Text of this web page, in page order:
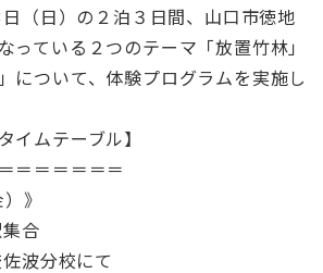
（日）の２泊３日間、山口市徳地
っている２つのテーマ「放置竹林」
について、体験プログラムを実施し
イムテーブル】
＝＝＝＝＝＝
》
合
波分校にて